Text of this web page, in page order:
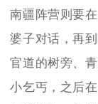
南疆阵营则要
婆子对话，再
官道的树旁、
小乞丐，之后